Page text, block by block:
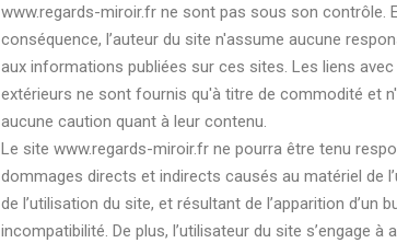
www.regards-miroir.fr ne sont pas sous son contrôle.
conséquence, l’auteur du site n'assume aucune
aux informations publiées sur ces sites. Les liens
extérieurs ne sont fournis qu'à titre de commodité et
aucune caution quant à leur contenu.
Le site www.regards-miroir.fr ne pourra être tenu
dommages directs et indirects causés au matériel de
de l’utilisation du site, et résultant de l’apparition d’un
incompatibilité. De plus, l’utilisateur du site s’engage à